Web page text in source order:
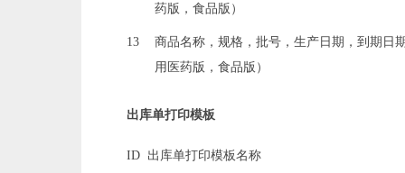
药版，食品版）
13
商品名称，规格，批号，生产日期，到期日
用医药版，食品版）
出库单打印模板
ID 出库单打印模板名称